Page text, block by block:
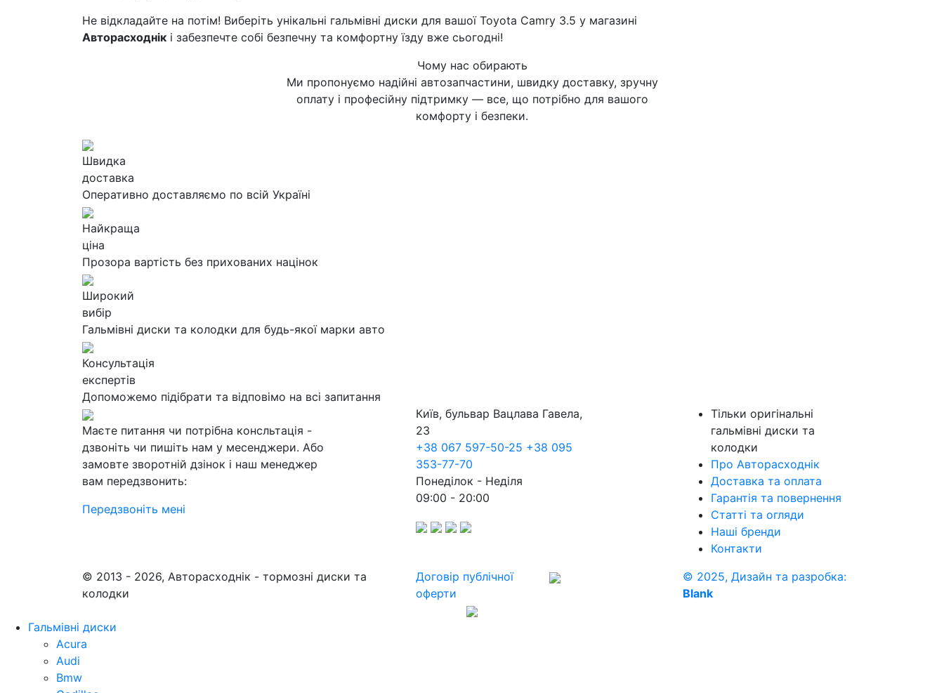
Не відкладайте на потім! Виберіть унікальні гальмівні диски для вашої Toyota Camry 3.5 у магазині
Авторасходнік і забезпечте собі безпечну та комфортну їзду вже сьогодні!
Чому нас обирають
Ми пропонуємо надійні автозапчастини, швидку доставку, зручну
оплату і професійну підтримку — все, що потрібно для вашого
комфорту і безпеки.
Швидка
доставка
Оперативно доставляємо по всій Україні
Найкраща
ціна
Прозора вартість без прихованих націнок
Широкий
вибір
Гальмівні диски та колодки для будь-якої марки авто
Консультація
експертів
Допоможемо підібрати та відповімо на всі запитання
Маєте питання чи потрібна консльтація -
дзвоніть чи пишіть нам у месенджери. Або
замовте зворотній дзінок і наш менеджер
вам передзвонить:
Передзвоніть мені
Київ, бульвар Вацлава Гавела,
23
+38 067 597-50-25 +38 095
353-77-70
Понеділок - Неділя
09:00 - 20:00
Тільки оригінальні
гальмівні диски та
колодки
Про Авторасходнік
Доставка та оплата
Гарантія та повернення
Статті та огляди
Наші бренди
Контакти
© 2013 - 2026, Авторасходнік - тормозні диски та
колодки
Договір публічної
оферти
© 2025, Дизайн та разробка:
Blank
Гальмівні диски
Acura
Audi
Bmw